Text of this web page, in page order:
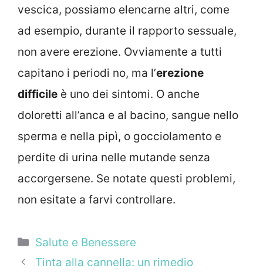
vescica, possiamo elencarne altri, come
ad esempio, durante il rapporto sessuale,
non avere erezione. Ovviamente a tutti
capitano i periodi no, ma l’erezione
difficile è uno dei sintomi. O anche
doloretti all’anca e al bacino, sangue nello
sperma e nella pipì, o gocciolamento e
perdite di urina nelle mutande senza
accorgersene. Se notate questi problemi,
non esitate a farvi controllare.
Categorie
Salute e Benessere
Tinta alla cannella: un rimedio